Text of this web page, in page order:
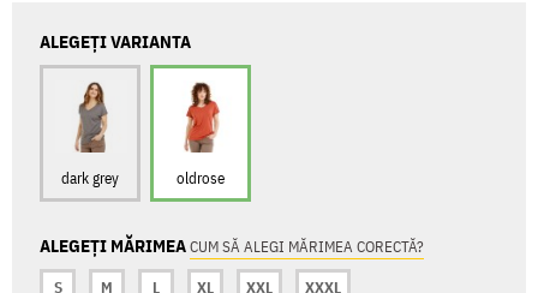
ALEGEȚI VARIANTA
dark grey oldrose
ALEGEȚI MĂRIMEACUM SĂ ALEGI MĂRIMEA CORECTĂ?
S
M L XL XXL XXXL